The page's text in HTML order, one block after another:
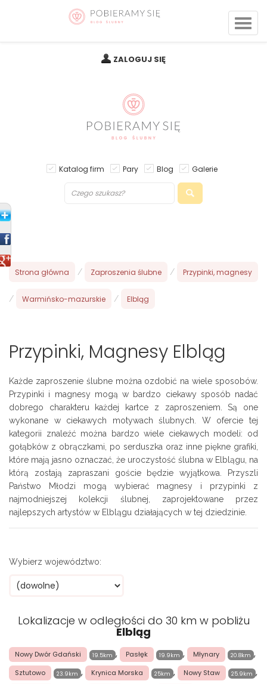
ZALOGUJ SIĘ
Katalog firm Pary Blog Galerie
Strona główna / Zaproszenia ślubne / Przypinki, magnesy
/ Warmińsko-mazurskie / Elbląg
Przypinki, Magnesy Elbląg
Każde zaproszenie ślubne można ozdobić na wiele sposobów.
Przypinki i magnesy mogą w bardzo ciekawy sposób nadać
dobrego charakteru każdej kartce z zaproszeniem. Są one
wykonane w ciekawych motywach ślubnych. W ofercie tej
kategorii znaleźć można bardzo wiele ciekawych modeli: od
gołąbków z obrączkami, po serduszka oraz inne piękne grafiki,
które mają jasno oznaczać, że uroczystość ślubna w Elblągu, na
którą zostają zapraszani goście będzie wyjątkowa. Przyszli
Państwo Młodzi mogą wybierać magnesy i przypinki z
najmodniejszej kolekcji ślubnej, zaprojektowane przez
najlepszych artystów w Elblągu działających w tej dziedzinie.
Wybierz województwo:
Lokalizacje w odległości do 30 km w pobliżu
Elbląg
Nowy Dwór Gdański 19.5km , Pasłęk 19.9km , Młynary 20.8km ,
Sztutowo 23.9km , Krynica Morska 25km , Nowy Staw 25.9km ,